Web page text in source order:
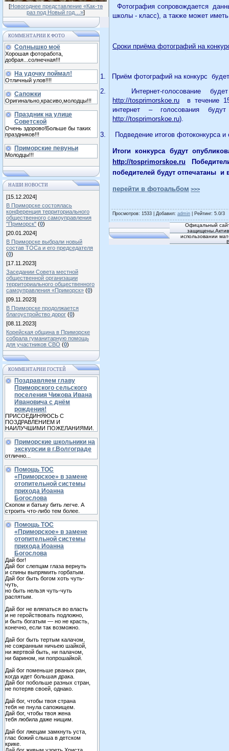
[Новогоднее представление «Как-то
раз под Новый год…»]
КОММЕНТАРИИ К ФОТО
Солнышко моё
Хорошая фоторабота,
добрая...солнечная!!!
На удочку поймал!
Отличный улов!!!!
Сапожки
Оригинально,красиво,молодцы!!!
Праздник на улице
Советской
Очень здорово!Больше бы таких
праздников!!!
Приморские певуньи
Молодцы!!!
НАШИ НОВОСТИ
[15.12.2024]
В Приморске состоялась
конференция территориального
общественного самоуправления
"Приморск" (0)
[20.01.2024]
В Приморске выбрали новый
состав ТОСа и его председателя
(0)
[17.11.2023]
Заседании Совета местной
общественной организации
территориального общественного
самоуправления «Приморск» (0)
[09.11.2023]
В Приморске продолжается
благоустройство дорог (0)
[08.11.2023]
Корейская община в Приморске
собрала гуманитарную помощь
для участников СВО (0)
КОММЕНТАРИИ ГОСТЕЙ
Поздравляем главу
Приморского сельского
поселения Чижова Ивана
Ивановича с днём
рождения!
ПРИСОЕДИНЯЮСЬ С
ПОЗДРАВЛЕНИЕМ И
НАИЛУЧШИМИ ПОЖЕЛАНИЯМИ.
Приморские школьники на
экскурсии в г.Волгограде
отлично...
Помощь ТОС
«Приморское» в замене
отопительной системы
прихода Иоанна
Богослова
Скопом и батьку бить легче. А
строить что-либо тем более.
Помощь ТОС
«Приморское» в замене
отопительной системы
прихода Иоанна
Богослова
Дай бог!
Дай бог слепцам глаза вернуть
и спины выпрямить горбатым.
Дай бог быть богом хоть чуть-
чуть,
но быть нельзя чуть-чуть
распятым.
Дай бог не вляпаться во власть
и не геройствовать подложно,
и быть богатым — но не красть,
конечно, если так возможно.
Дай бог быть тертым калачом,
не сожранным ничьею шайкой,
ни жертвой быть, ни палачом,
ни барином, ни попрошайкой.
Дай бог поменьше рваных ран,
когда идет большая драка.
Дай бог побольше разных стран,
не потеряв своей, однако.
Дай бог, чтобы твоя страна
тебя не пнула сапожищем.
Дай бог, чтобы твоя жена
тебя любила даже нищим.
Дай бог лжецам замкнуть уста,
глас божий слыша в детском
крике.
· Фотография сопровождается
школы - класс), а также может иметь
Сроки приёма фотографий на
1. Приём фотографий на конкурс будет
2.
Интернет-голосование
http://tosprimorskoe.ru
в течение
интернет – голосования
http://tosprimorskoe.ru).
3. Подведение итогов фотоконкурса
Итоги конкурса будут
http://tosprimorskoe.ru
победителей будут отпечатаны и
перейти в фотоальбом >>>
Просмотров: 1533 | Добавил: admin Рейтинг: 5.0/3
Офицальный
использовании